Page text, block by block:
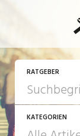
RATGEBER
KATEGORIEN